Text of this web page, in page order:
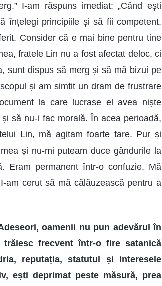
I-am răspuns imediat: „Când ești
înțelegi principiile și să fii competent.
Consider că e mai bine pentru tine
fratele Lin nu a fost afectat deloc, ci
sunt dispus să merg și să mă bizui pe
și am simțit un dram de frustrare
la care lucrase el avea niște
să nu-i fac morală. În acea perioadă,
Lin, mă agitam foarte tare. Pur și
și nu-mi puteam duce gândurile la
Eram permanent într-o confuzie. Mă
am cerut să mă călăuzească pentru a
oamenii nu pun adevărul în
frecvent într-o fire satanică
reputația, statutul și interesele
ești deprimat peste măsură, prea